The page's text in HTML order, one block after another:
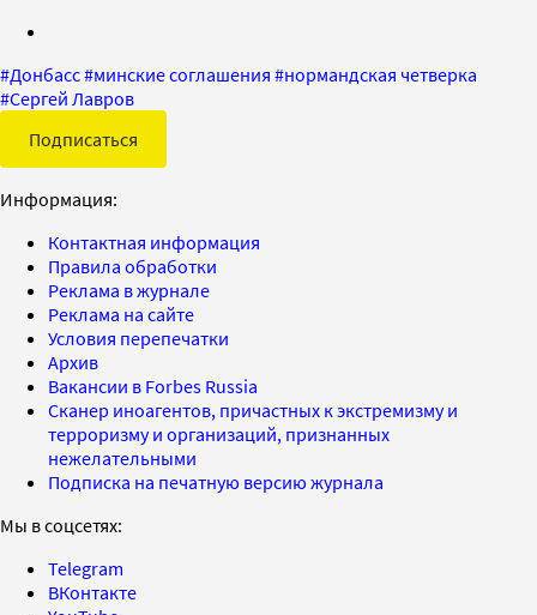
#Донбасс#минские соглашения #нормандская четверка
#Сергей Лавров
Подписаться
Информация:
Контактная информация
Правила обработки
Реклама в журнале
Реклама на сайте
Условия перепечатки
Архив
Вакансии в Forbes Russia
Сканер иноагентов, причастных к экстремизму и
терроризму и организаций, признанных
нежелательными
Подписка на печатную версию журнала
Мы в соцсетях:
Telegram
ВКонтакте